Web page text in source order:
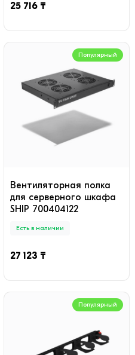
25 716 ₸
Популярный
Вентиляторная полка
для серверного шкафа
SHIP 700404122
Есть в наличии
27 123 ₸
Популярный